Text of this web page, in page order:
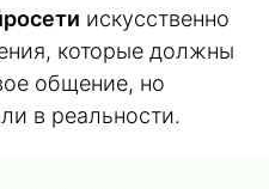
искусственно
которые должны
общение, но
в реальности.